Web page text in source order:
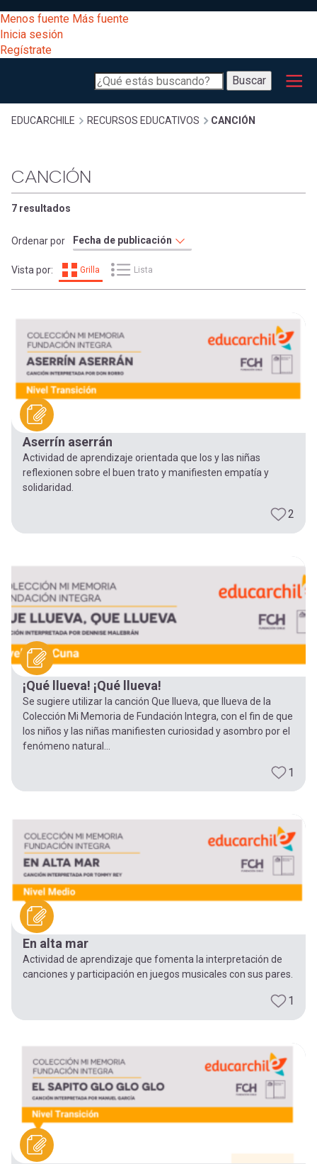
al
contenido
principal
[Educarchile
Escritorio]
Menú
entrar
a
mi
cuenta
Menos fuente Más fuente
Inicia sesión
Regístrate
Buscar
Buscar
Menú
principal
Desarrollo
Expand
Gestión
Comunidad
Expand
Expand
[Educarchile
Mobile]
Menú
entrar
mi
cuenta
Inicia
sesión
Sobrescribir
enlaces
de
ayuda
la
navegación
EDUCARCHILE RECURSOS EDUCATIVOS CANCIÓN
CANCIÓN
7 resultados
Ordenar por
Vista por: Grilla Lista
Aserrín aserrán
Actividad de aprendizaje orientada que los y las niñas
reflexionen sobre el buen trato y manifiesten empatía y
solidaridad.
2
¡Qué llueva! ¡Qué llueva!
Se sugiere utilizar la canción Que llueva, que llueva de la
Colección Mi Memoria de Fundación Integra, con el fin de que
los niños y las niñas manifiesten curiosidad y asombro por el
fenómeno natural...
1
En alta mar
Actividad de aprendizaje que fomenta la interpretación de
canciones y participación en juegos musicales con sus pares.
1